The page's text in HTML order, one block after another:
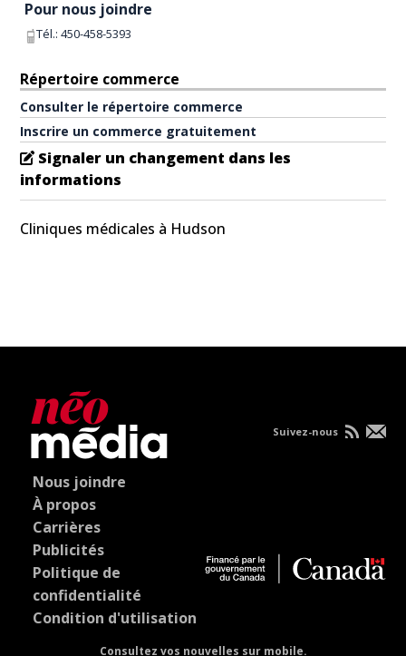
Pour nous joindre
Tél.:450-458-5393
Répertoire commerce
Consulter le répertoire commerce
Inscrire un commerce gratuitement
Signaler un changement dans les
informations
Cliniques médicales à Hudson
Nous joindre
À propos
Carrières
Publicités
Politique de
confidentialité
Condition d'utilisation
Consultez vos nouvelles sur mobile.
Suivez-nous